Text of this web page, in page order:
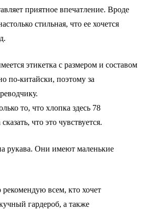
приятное впечатление. Вроде
стильная, что ее хочется
этикетка с размером и составом
по-китайски, поэтому за
то, что хлопка здесь 78
что это чувствуется.
рукава. Они имеют маленькие
всем, кто хочет
гардероб, а также